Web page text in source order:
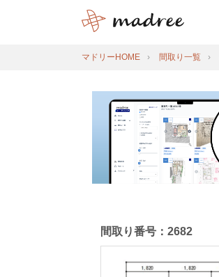
マドリーHOME 間取り一覧
間取り番号：2682